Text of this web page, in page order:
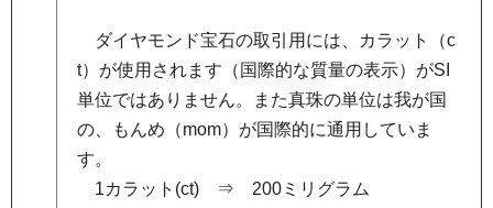
ダイヤモンド宝石の取引用には、カラット（c
t）が使用されます（国際的な質量の表示）がSI
単位ではありません。また真珠の単位は我が国
の、もんめ（mom）が国際的に通用していま
す。
1カラット(ct) ⇒ 200ミリグラム